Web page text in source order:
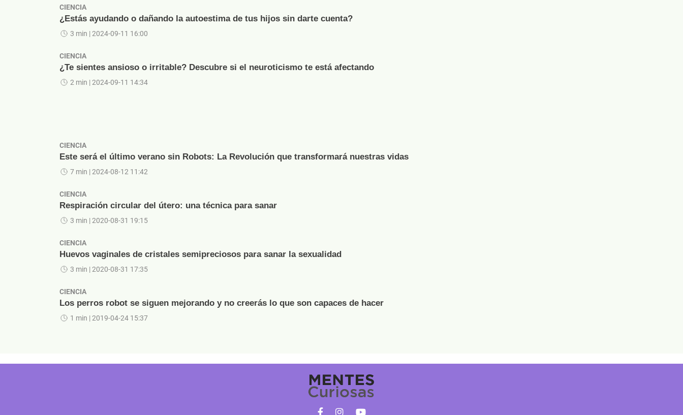
CIENCIA
¿Estás ayudando o dañando la autoestima de tus hijos sin darte cuenta?
3 min | 2024-09-11 16:00
CIENCIA
¿Te sientes ansioso o irritable? Descubre si el neuroticismo te está afectando
2 min | 2024-09-11 14:34
CIENCIA
Este será el último verano sin Robots: La Revolución que transformará nuestras vidas
7 min | 2024-08-12 11:42
CIENCIA
Respiración circular del útero: una técnica para sanar
3 min | 2020-08-31 19:15
CIENCIA
Huevos vaginales de cristales semipreciosos para sanar la sexualidad
3 min | 2020-08-31 17:35
CIENCIA
Los perros robot se siguen mejorando y no creerás lo que son capaces de hacer
1 min | 2019-04-24 15:37